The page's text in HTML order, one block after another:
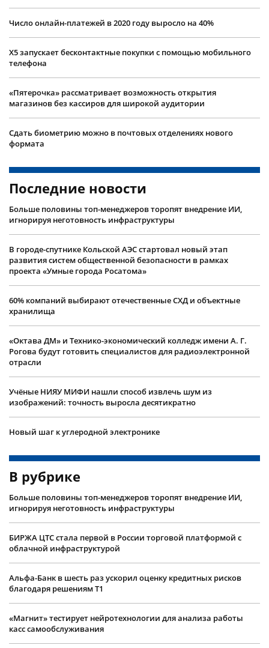
Число онлайн-платежей в 2020 году выросло на 40%
X5 запускает бесконтактные покупки с помощью мобильного
телефона
«Пятерочка» рассматривает возможность открытия
магазинов без кассиров для широкой аудитории
Сдать биометрию можно в почтовых отделениях нового
формата
Последние новости
Больше половины топ-менеджеров торопят внедрение ИИ,
игнорируя неготовность инфраструктуры
В городе-спутнике Кольской АЭС стартовал новый этап
развития систем общественной безопасности в рамках
проекта «Умные города Росатома»
60% компаний выбирают отечественные СХД и объектные
хранилища
«Октава ДМ» и Технико-экономический колледж имени А. Г.
Рогова будут готовить специалистов для радиоэлектронной
отрасли
Учëные НИЯУ МИФИ нашли способ извлечь шум из
изображений: точность выросла десятикратно
Новый шаг к углеродной электронике
В рубрике
Больше половины топ-менеджеров торопят внедрение ИИ,
игнорируя неготовность инфраструктуры
БИРЖА ЦТС стала первой в России торговой платформой с
облачной инфраструктурой
Альфа-Банк в шесть раз ускорил оценку кредитных рисков
благодаря решениям Т1
«Магнит» тестирует нейротехнологии для анализа работы
касс самообслуживания